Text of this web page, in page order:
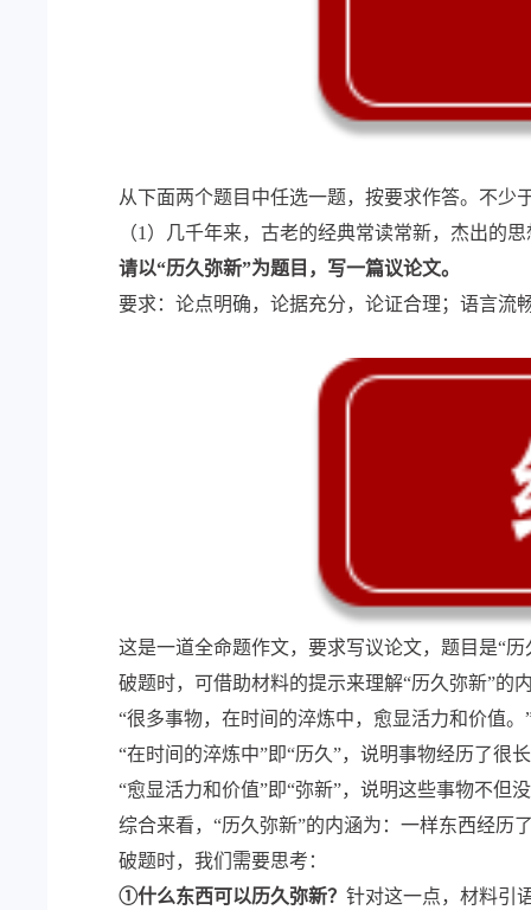
从下面两个题目中任选一题，按要求作答。不少
（1）几千年来，古老的经典常读常新，杰出
请以“历久弥新”为题目，写一篇议论文。
要求：论点明确，论据充分，论证合理；语言流
这是一道全命题作文，要求写议论文，题目是“历
破题时，可借助材料的提示来理解“历久弥新”的
“很多事物，在时间的淬炼中，愈显活力和价值。
“在时间的淬炼中”即“历久”，说明事物经历了
“愈显活力和价值”即“弥新”，说明这些事物不但
综合来看，“历久弥新”的内涵为：一样东西经历
破题时，我们需要思考：
①什么东西可以历久弥新？ 针对这一点，材料引